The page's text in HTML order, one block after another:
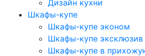
Дизайн кухни
Шкафы-купе
Шкафы-купе эконом
Шкафы-купе эксклюзив
Шкафы-купе в